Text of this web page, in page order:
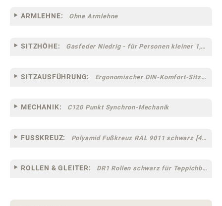
ARMLEHNE: Ohne Armlehne
SITZHÖHE: Gasfeder Niedrig - für Personen kleiner 1,60 m
SITZAUSFÜHRUNG: Ergonomischer DIN-Komfort-Sitz [75]
MECHANIK: C120 Punkt Synchron-Mechanik
FUSSKREUZ: Polyamid Fußkreuz RAL 9011 schwarz [44]
ROLLEN & GLEITER: DR1 Rollen schwarz für Teppichböden [10]